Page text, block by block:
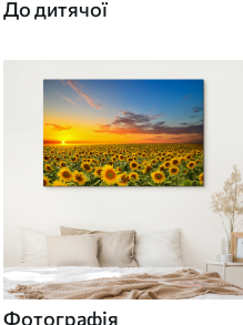
До дитячої
Фотографія